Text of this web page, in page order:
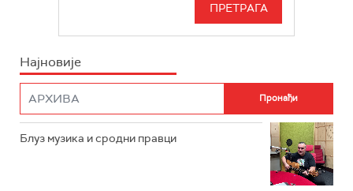
РАДИО РОКЕНРОЛЕР
ИНФО
Најновије
Блуз музика и сродни правци